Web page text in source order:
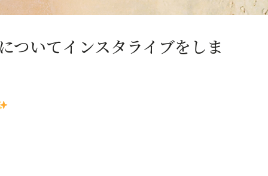
いてインスタライブをしま